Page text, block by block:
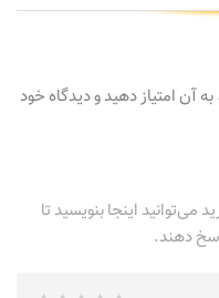
آن امتیاز دهید و دیدگاه خود
اینجا بنویسید تا
دهند.